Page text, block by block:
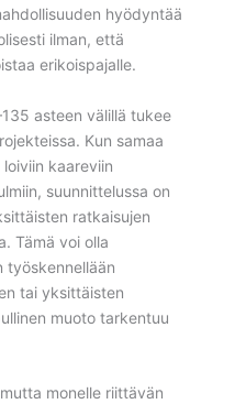
hyödyntää
ilman, että
erikoispajalle.
asteen välillä tukee
Kun samaa
kaareviin
suunnittelussa on
ratkaisujen
Tämä voi olla
työskennellään
tai yksittäisten
muoto tarkentuu
monelle riittävän